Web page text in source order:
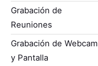
Grabación de
Reuniones
Grabación de Webcam
y Pantalla